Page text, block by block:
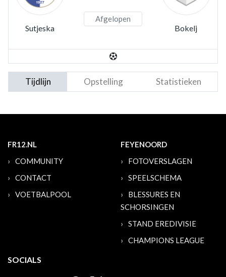
Sutjeska
Afgelopen
Bokelj
Tijdlijn Opstelling Statistieken
FR12.NL
COMMUNITY
CONTACT
VOETBALPOOL
FEYENOORD
FOTOVERSLAGEN
SPEELSCHEMA
BLESSURES EN
SCHORSINGEN
STAND EREDIVISIE
CHAMPIONS LEAGUE
SOCIALS